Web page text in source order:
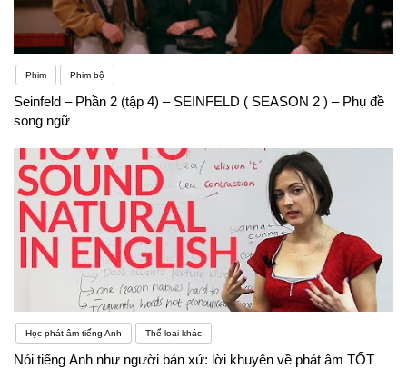
Phim Phim bộ
Seinfeld – Phần 2 (tập 4) – SEINFELD ( SEASON 2 ) – Phụ đề
song ngữ
Học phát âm tiếng Anh Thể loại khác
Nói tiếng Anh như người bản xứ: lời khuyên về phát âm TỐT